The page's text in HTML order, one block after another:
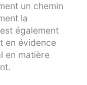
un chemin
la
également
en évidence
en matière